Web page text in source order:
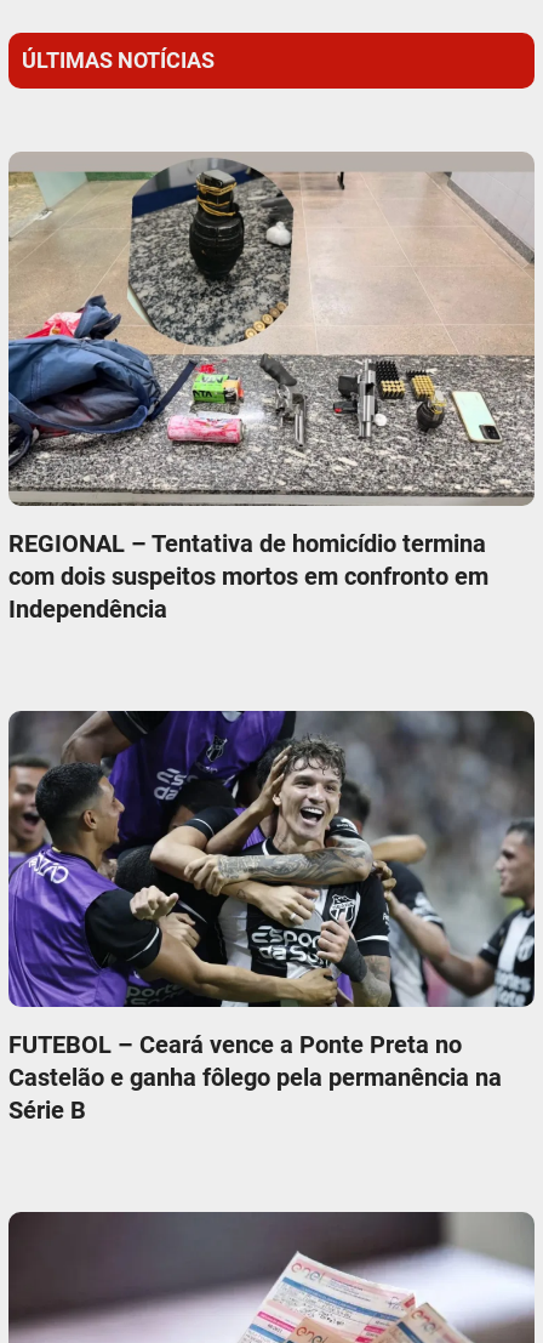
ÚLTIMAS NOTÍCIAS
REGIONAL – Tentativa de homicídio termina
com dois suspeitos mortos em confronto em
Independência
FUTEBOL – Ceará vence a Ponte Preta no
Castelão e ganha fôlego pela permanência na
Série B